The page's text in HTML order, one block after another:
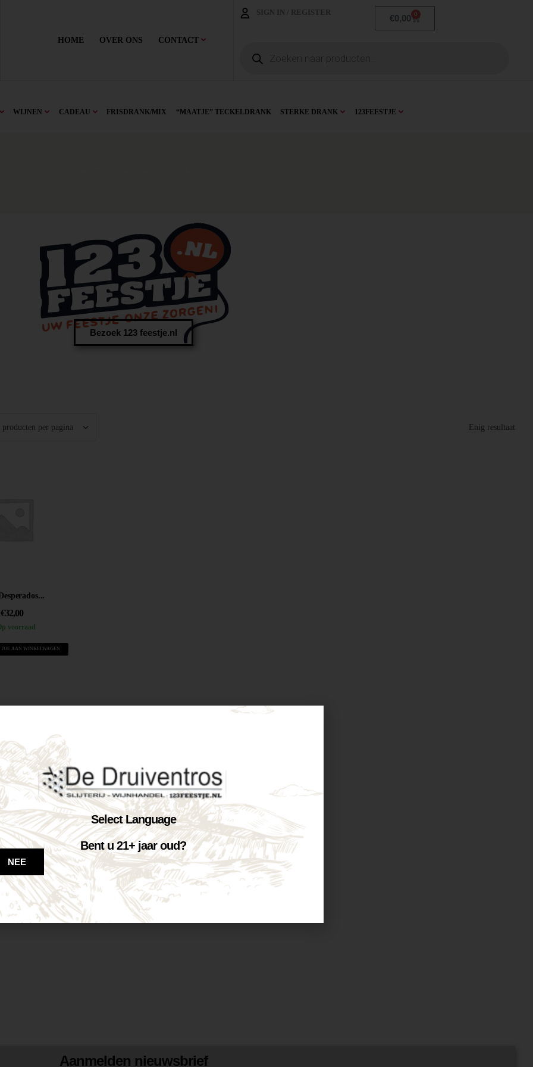
HOME OVER ONS CONTACT
SIGN IN / REGISTER
€0,00 0
WIJNEN CADEAU FRISDRANK/MIX “MAATJE” TECKELDRANK STERKE DRANK 123FEESTJE
Bezoek 123 feestje.nl
Enig resultaat
€32,00
voorraad
TOE AAN WINKELWAGEN
Aanmelden nieuwsbrief
Select Language
Bent u 21+ jaar oud?
NEE